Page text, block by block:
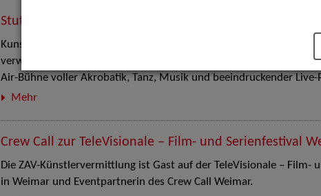
Stuttgart Street Art
Kunst, Live-Acts und Aktionen für Kinder und Familien. Die
verwandelt den Schlossplatz am 18. Juli 2026 von12 bis 18 Uhr in
Air-Bühne voller Akrobatik, Tanz, Musik und beeindruckender Live-
Mehr
Crew Call zur TeleVisionale – Film- und Serienfestival
Die ZAV-Künstlervermittlung ist Gast auf der TeleVisionale – Film-
in Weimar und Eventpartnerin des Crew Call Weimar.